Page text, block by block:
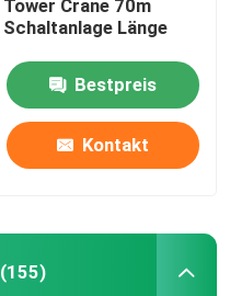
Tower Crane 70m
Schaltanlage Länge
Bestpreis
Kontakt
(155)